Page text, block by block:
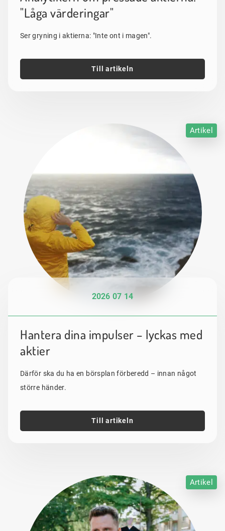
"Låga värderingar"
Ser gryning i aktierna: "Inte ont i magen".
Till artikeln
Artikel
2026 07 14
Hantera dina impulser – lyckas med
aktier
Därför ska du ha en börsplan förberedd – innan något
större händer.
Till artikeln
Artikel